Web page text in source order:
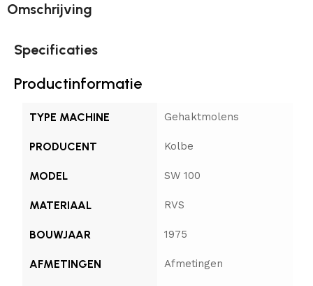
Omschrijving
Specificaties
Productinformatie
TYPE MACHINE Gehaktmolens
PRODUCENT Kolbe
MODEL SW 100
MATERIAAL RVS
BOUWJAAR 1975
AFMETINGEN Afmetingen